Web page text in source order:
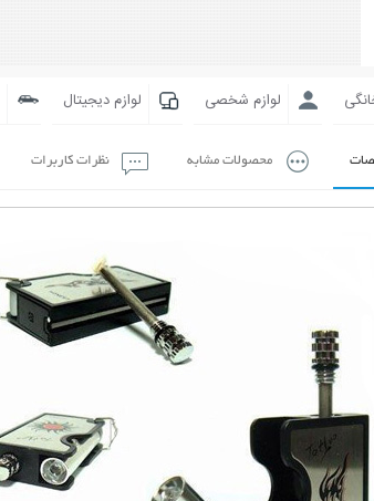
لوازم شخصی لوازم دیجیتال
محصولات مشابه نظرات کاربرات